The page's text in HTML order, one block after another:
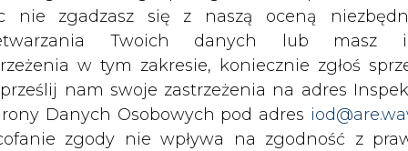
nie zgadzasz się z naszą oceną
Twoich danych lub masz
w tym zakresie, koniecznie zgłoś
prześlij nam swoje zastrzeżenia na adres
Danych Osobowych pod adres
zgody nie wpływa na zgodność z
- Zbigniewa Wróbla - J&S
Ograniczona została pula ich dostaw -
posłowie będą również pytać o
do uzgadniania zasad przesyłu ropy z